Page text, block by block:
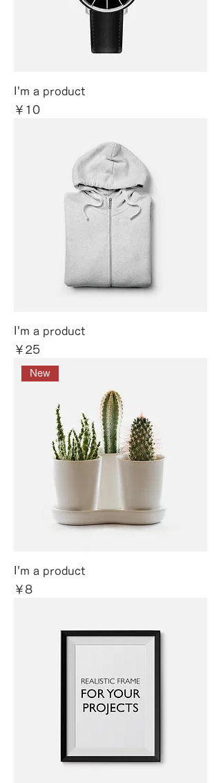
I'm a product
価格
￥10
I'm a product
価格
￥25
New
I'm a product
価格
￥8